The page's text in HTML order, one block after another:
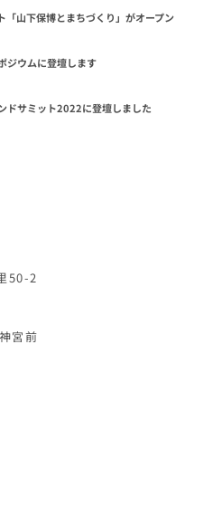
「山下保博とまちづくり」がオープン
ジウムに登壇します
ドサミット2022に登壇しました
50-2
宮前